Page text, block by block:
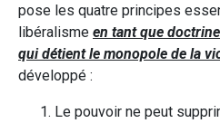
pose les quatre principes
libéralisme en tant que
qui détient le monopole de la
développé :
Le pouvoir ne peut